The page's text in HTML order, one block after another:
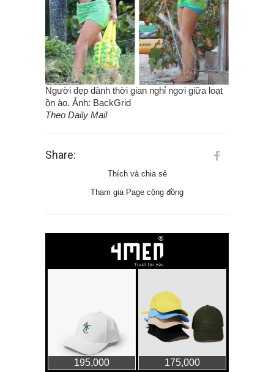
Người đẹp dành thời gian nghỉ ngơi giữa loạt
ồn ào. Ảnh: BackGrid
Theo Daily Mail
Share:
Thích và chia sẻ
Tham gia Page cộng đồng